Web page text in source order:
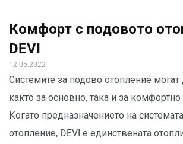
Комфорт с подовото
DEVI
12.05.2022
Системите за подово отопление могат
както за основно, така и за
Когато предназначението на
отопление, DEVI е единствената